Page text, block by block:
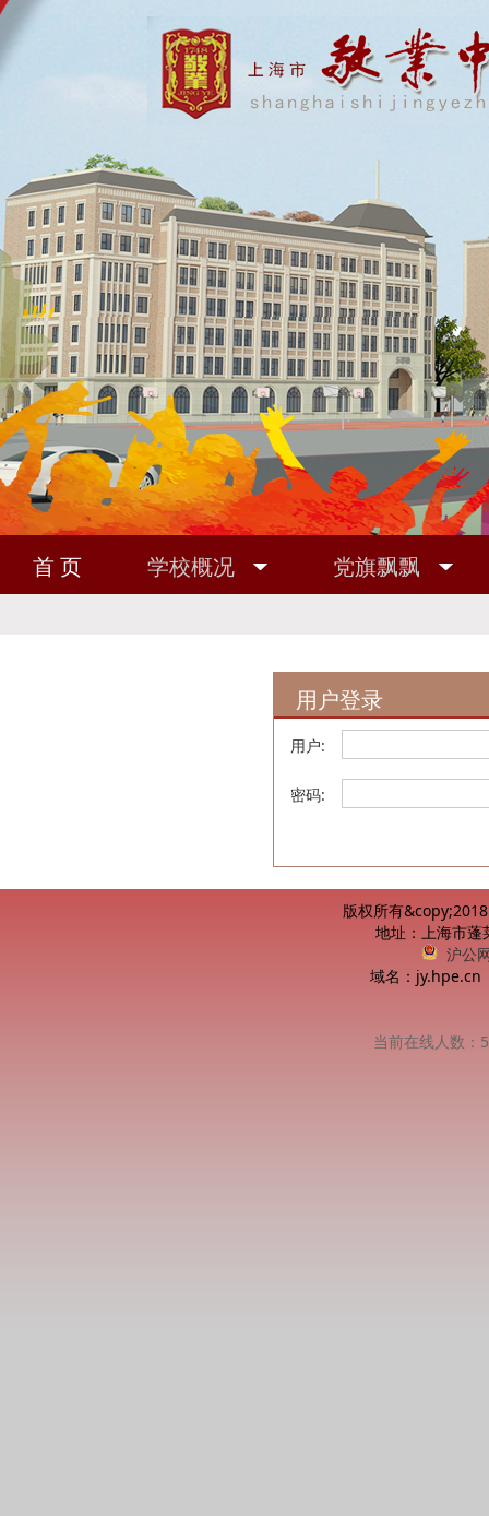
首 页 学校概况
党旗飘飘
用户登录
用户:
密码:
版权所有
地址：上海市
沪公
域名：jy.hpe.cn
当前在线人数：